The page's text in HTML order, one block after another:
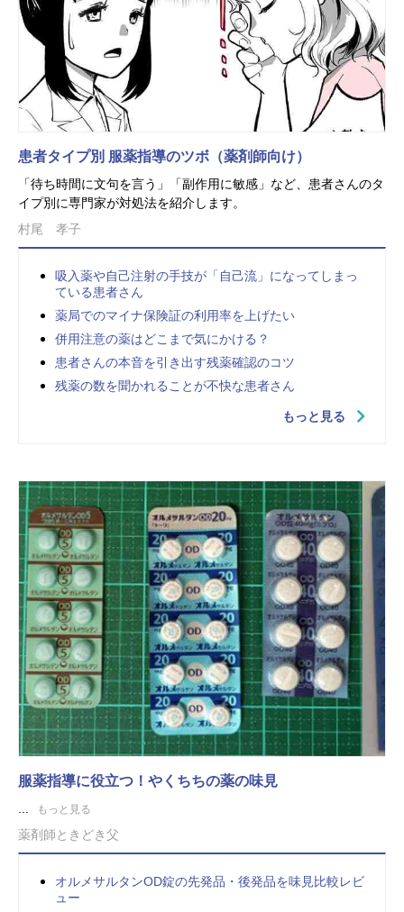
患者タイプ別 服薬指導のツボ（薬剤師向け）
「待ち時間に文句を言う」「副作用に敏感」など、患者さんのタ
イプ別に専門家が対処法を紹介します。
村尾 孝子
吸入薬や自己注射の手技が「自己流」になってしまっ
ている患者さん
薬局でのマイナ保険証の利用率を上げたい
併用注意の薬はどこまで気にかける？
患者さんの本音を引き出す残薬確認のコツ
残薬の数を聞かれることが不快な患者さん
もっと見る
服薬指導に役立つ！やくちちの薬の味見
もっと見る
薬剤師ときどき父
オルメサルタンOD錠の先発品・後発品を味見比較レビ
ュー